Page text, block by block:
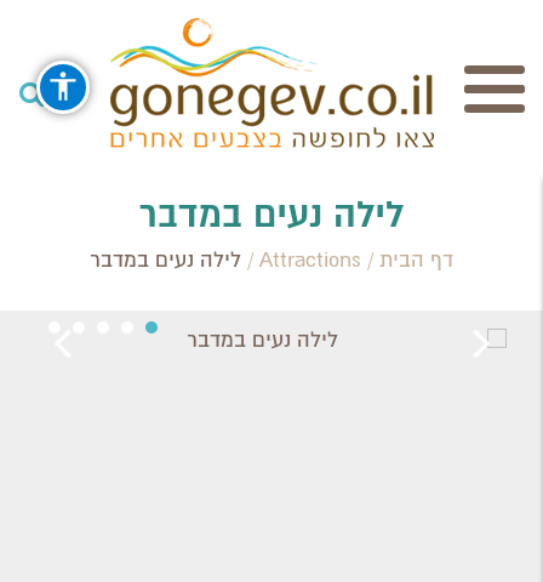
חיפוש
Search Category / Business
Region / Settlement
לילה נעים במדבר
דף הבית /
Attractions
/ לילה נעים במדבר